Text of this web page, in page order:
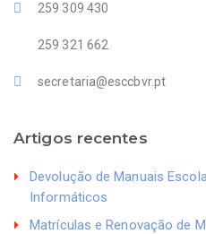
259 309 430
259 321 662
secretaria@esccbvr.pt
Artigos recentes
Devolução de Manuais
Informáticos
Matrículas e Renovação de